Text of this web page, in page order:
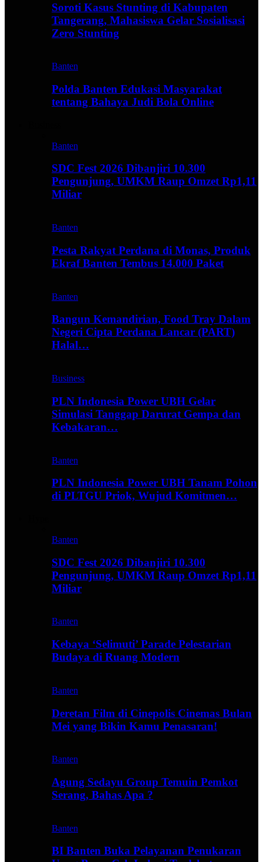
Soroti Kasus Stunting di Kabupaten
Tangerang, Mahasiswa Gelar Sosialisasi
Zero Stunting
Banten
Polda Banten Edukasi Masyarakat
tentang Bahaya Judi Bola Online
Banten
SDC Fest 2026 Dibanjiri 10.300
Pengunjung, UMKM Raup Omzet Rp1,11
Miliar
Banten
Pesta Rakyat Perdana di Monas, Produk
Ekraf Banten Tembus 14.000 Paket
Banten
Bangun Kemandirian, Food Tray Dalam
Negeri Cipta Perdana Lancar (PART)
Halal…
Business
PLN Indonesia Power UBH Gelar
Simulasi Tanggap Darurat Gempa dan
Kebakaran…
Banten
PLN Indonesia Power UBH Tanam Pohon
di PLTGU Priok, Wujud Komitmen…
Banten
SDC Fest 2026 Dibanjiri 10.300
Pengunjung, UMKM Raup Omzet Rp1,11
Miliar
Banten
Kebaya ‘Selimuti’ Parade Pelestarian
Budaya di Ruang Modern
Banten
Deretan Film di Cinepolis Cinemas Bulan
Mei yang Bikin Kamu Penasaran!
Banten
Agung Sedayu Group Temuin Pemkot
Serang, Bahas Apa ?
Banten
BI Banten Buka Pelayanan Penukaran